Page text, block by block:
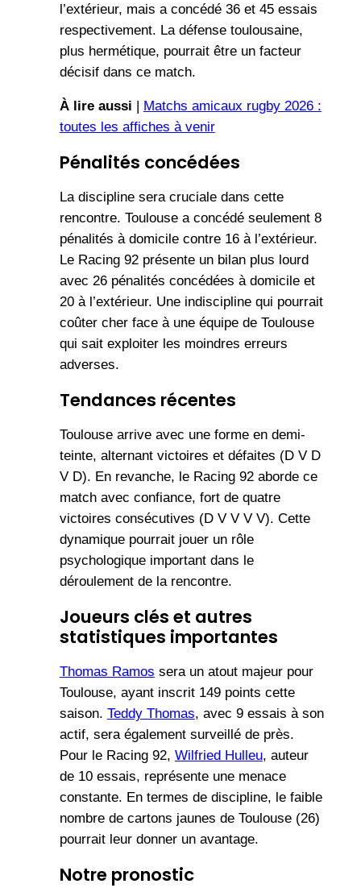
l’extérieur, mais a concédé 36 et 45 essais
respectivement. La défense toulousaine,
plus hermétique, pourrait être un facteur
décisif dans ce match.
À lire aussi
Matchs amicaux rugby 2026 :
toutes les affiches à venir
Pénalités concédées
La discipline sera cruciale dans cette
rencontre. Toulouse a concédé seulement 8
pénalités à domicile contre 16 à l’extérieur.
Le Racing 92 présente un bilan plus lourd
avec 26 pénalités concédées à domicile et
20 à l’extérieur. Une indiscipline qui pourrait
coûter cher face à une équipe de Toulouse
qui sait exploiter les moindres erreurs
adverses.
Tendances récentes
Toulouse arrive avec une forme en demi-
teinte, alternant victoires et défaites (D V D
V D). En revanche, le Racing 92 aborde ce
match avec confiance, fort de quatre
victoires consécutives (D V V V V). Cette
dynamique pourrait jouer un rôle
psychologique important dans le
déroulement de la rencontre.
Joueurs clés et autres
statistiques importantes
Thomas Ramos sera un atout majeur pour
Toulouse, ayant inscrit 149 points cette
saison. Teddy Thomas, avec 9 essais à son
actif, sera également surveillé de près.
Pour le Racing 92, Wilfried Hulleu, auteur
de 10 essais, représente une menace
constante. En termes de discipline, le faible
nombre de cartons jaunes de Toulouse (26)
pourrait leur donner un avantage.
Notre pronostic